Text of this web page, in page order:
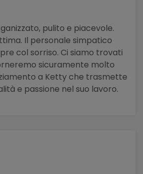
pulito e piacevole.
Il personale simpatico
col sorriso. Ci siamo trovati
sicuramente molto
a Ketty che trasmette
e passione nel suo lavoro.